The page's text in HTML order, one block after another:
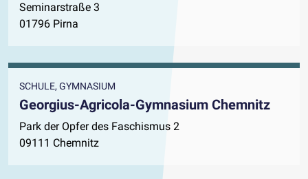
Seminarstraße 3
01796 Pirna
SCHULE, GYMNASIUM
Georgius-Agricola-Gymnasium Chemnitz
Park der Opfer des Faschismus 2
09111 Chemnitz